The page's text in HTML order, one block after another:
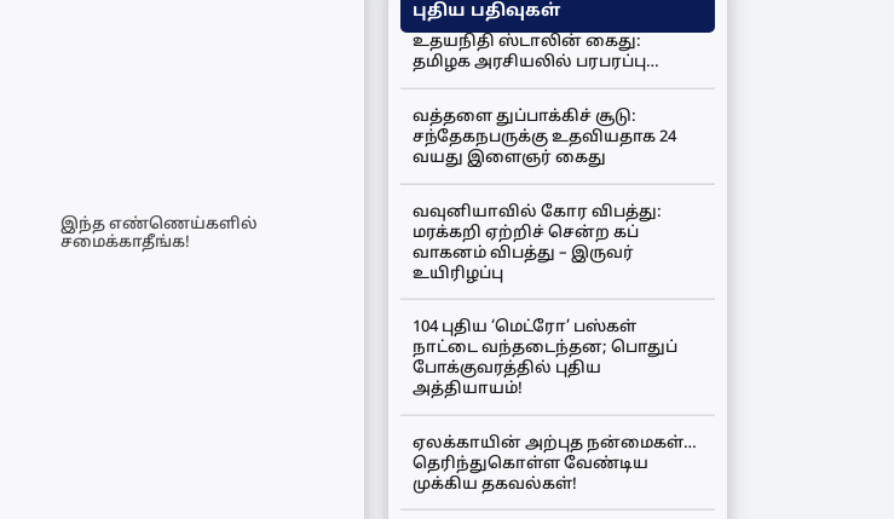
இந்த எண்ணெய்களில்
சமைக்காதீங்க!
புதிய பதிவுகள்
உதயநிதி ஸ்டாலின் கைது:
தமிழக அரசியலில் பரபரப்பு…
வத்தளை துப்பாக்கிச் சூடு:
சந்தேகநபருக்கு உதவியதாக 24
வயது இளைஞர் கைது
வவுனியாவில் கோர விபத்து:
மரக்கறி ஏற்றிச் சென்ற கப்
வாகனம் விபத்து – இருவர்
உயிரிழப்பு
104 புதிய ‘மெட்ரோ’ பஸ்கள்
நாட்டை வந்தடைந்தன; பொதுப்
போக்குவரத்தில் புதிய
அத்தியாயம்!
ஏலக்காயின் அற்புத நன்மைகள்…
தெரிந்துகொள்ள வேண்டிய
முக்கிய தகவல்கள்!